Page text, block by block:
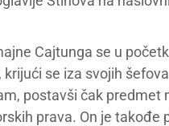
Cajtunga se u
se iza svojih
postavši čak predmet
prava. On je takođe